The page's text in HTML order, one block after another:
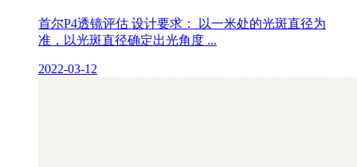
首尔P4透镜评估 设计要求： 以一米处的光斑直径为
准，以光斑直径确定出光角度 ...
2022-03-12